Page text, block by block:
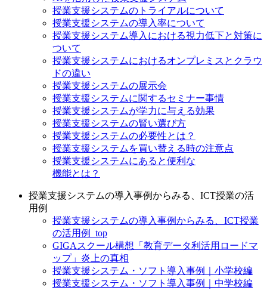
授業支援システムのトライアルについて
授業支援システムの導入率について
授業支援システム導入における視力低下と対策に
ついて
授業支援システムにおけるオンプレミスとクラウ
ドの違い
授業支援システムの展示会
授業支援システムに関するセミナー事情
授業支援システムが学力に与える効果
授業支援システムの賢い選び方
授業支援システムの必要性とは？
授業支援システムを買い替える時の注意点
授業支援システムにあると便利な
機能とは？
授業支援システムの導入事例からみる、ICT授業の活
用例
授業支援システムの導入事例からみる、ICT授業
の活用例_top
GIGAスクール構想「教育データ利活用ロードマ
ップ」炎上の真相
授業支援システム・ソフト導入事例｜小学校編
授業支援システム・ソフト導入事例｜中学校編